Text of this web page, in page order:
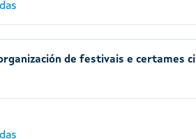
de festivais e certames